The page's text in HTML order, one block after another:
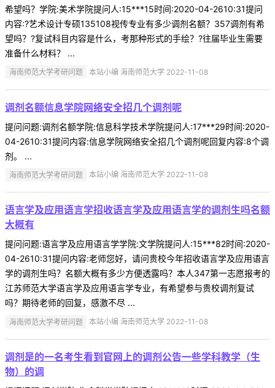
希望吗？学院:美术学院提问人:15***15时间:2020-04-2610:31提问
内容:?艺术设计专硕135108视传专业有多少调剂名额？357调剂有希
望吗？?复试科目内容是什么，考那种形式的手绘？?往届毕业生需要
准备什么材料？ ...
海南师范大学考研问题 本站小编 海南师范大学 2022-11-08
调剂名额信息学院网络安全招几个调剂呢
提问问题:调剂名额学院:信息科学技术学院提问人:17***29时间:2020-
04-2610:31提问内容:信息学院网络安全招几个调剂呢回复内容:8个调
剂。 ...
海南师范大学考研问题 本站小编 海南师范大学 2022-11-08
语言学及应用语言学招收语言学及应用语言学的调剂生吗名额
大概有
提问问题:语言学及应用语言学学院:文学院提问人:15***82时间:2020-
04-2610:31提问内容:老师您好，请问贵校今年招收语言学及应用语言
学的调剂生吗？名额大概有多少方便透露吗？本人347第一志愿报考的
江苏师范大学语言学及应用语言学专业，有希望参与贵校调剂复试
吗？期待老师的回复，感激不尽 ...
海南师范大学考研问题 本站小编 海南师范大学 2022-11-08
调剂是的一名考生看到官网上的调剂公告一些学科教学（生
物）的调